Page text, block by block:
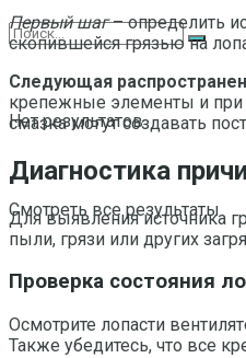
Нет результатов
Смотреть все результаты
Первый шаг– определить
скопившейся грязью на
Следующая
крепежные элементы и при
смазка могут создавать
Диагностика
Для выявления источника
пыли, грязи или других
Проверка состояния
Осмотрите лопасти
Также убедитесь, что все